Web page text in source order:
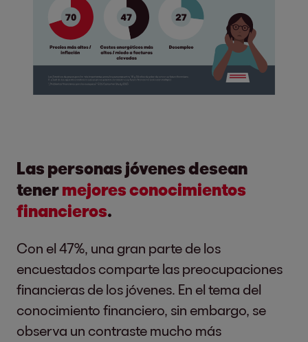
Las personas jóvenes desean
tenermejores conocimientos
financieros.
Con el 47%, una gran parte de los
encuestados comparte las preocupaciones
financieras de los jóvenes. En el tema del
conocimiento financiero, sin embargo, se
observa un contraste mucho más